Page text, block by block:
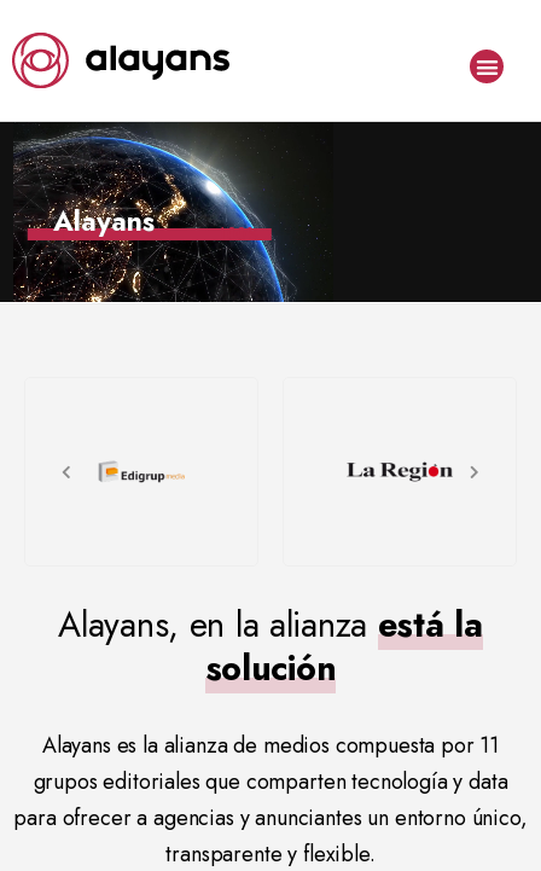
100%
Alayans
Alayans, en la alianza está la
solución
Alayans es la alianza de medios compuesta por 11
grupos editoriales que comparten tecnología y data
para ofrecer a agencias y anunciantes un entorno único,
transparente y flexible.